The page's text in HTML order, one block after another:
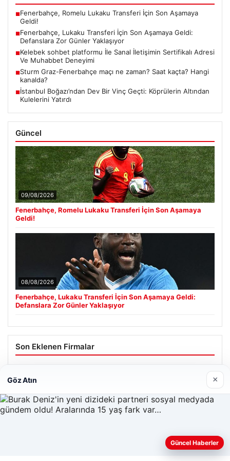
■Fenerbahçe, Romelu Lukaku Transferi İçin Son Aşamaya
Geldi!
■Fenerbahçe, Lukaku Transferi İçin Son Aşamaya Geldi:
Defanslara Zor Günler Yaklaşıyor
■Kelebek sohbet platformu İle Sanal İletişimin Sertifikalı Adresi
Ve Muhabbet Deneyimi
■Sturm Graz-Fenerbahçe maçı ne zaman? Saat kaçta? Hangi
kanalda?
■İstanbul Boğazı’ndan Dev Bir Vinç Geçti: Köprülerin Altından
Kulelerini Yatırdı
Güncel
09/08/2026
Fenerbahçe, Romelu Lukaku Transferi İçin Son Aşamaya
Geldi!
08/08/2026
Fenerbahçe, Lukaku Transferi İçin Son Aşamaya Geldi:
Defanslara Zor Günler Yaklaşıyor
Son Eklenen Firmalar
Web sitemizi nasıl kullandığınızı daha iyi anlayabilmek,
Göz Atın ×
Güncel Haberler